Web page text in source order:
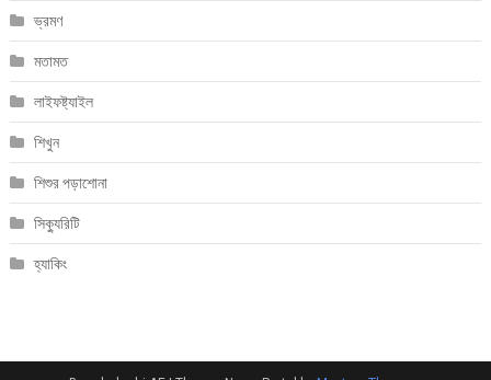
ভ্রমণ
মতামত
লাইফষ্ট্যাইল
শিখুন
শিশুর পড়াশোনা
সিক্যুরিটি
হ্যাকিং